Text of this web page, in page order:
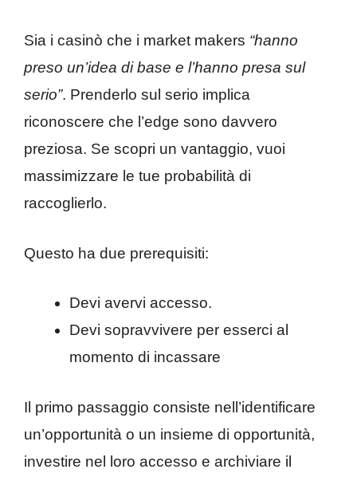
Sia i casinò che i market makers “hanno
preso un’idea di base e l’hanno presa sul
serio”. Prenderlo sul serio implica
riconoscere che l’edge sono davvero
preziosa. Se scopri un vantaggio, vuoi
massimizzare le tue probabilità di
raccoglierlo.
Questo ha due prerequisiti:
Devi avervi accesso.
Devi sopravvivere per esserci al
momento di incassare
Il primo passaggio consiste nell’identificare
un’opportunità o un insieme di opportunità,
investire nel loro accesso e archiviare il